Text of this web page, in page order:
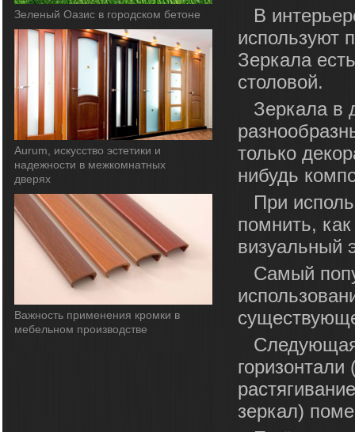
Зеленый Оазис в городском бетоне
Aurum, искусство эстетики и
надежности в межкомнатных
дверях
Важность применения кромки в
мебельном производстве
В
используют
Зеркала
столовой.
Зеркала в
только
нибудь
При
помнить,
визуальный
Самый
зеркал)